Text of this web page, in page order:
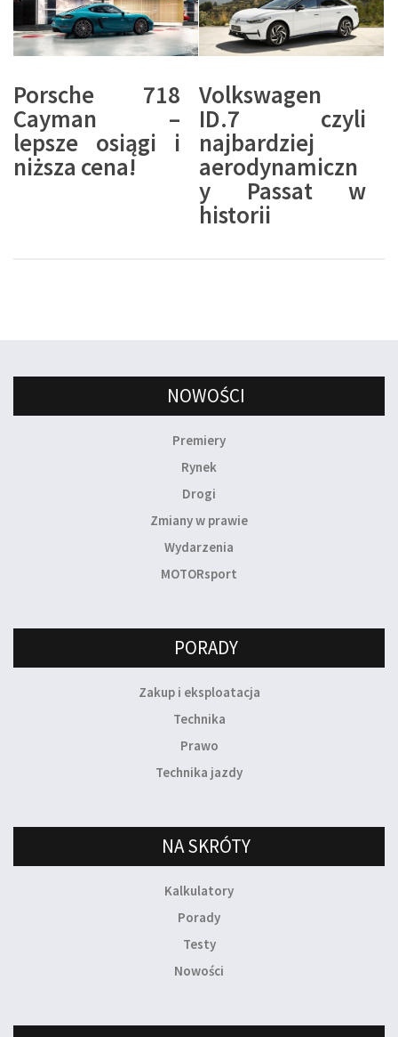
Porsche 718
Cayman –
lepsze osiągi i
niższa cena!
Volkswagen
ID.7 czyli
najbardziej
aerodynamiczn
y Passat w
historii
NOWOŚCI
Premiery
Rynek
Drogi
Zmiany w prawie
Wydarzenia
MOTORsport
PORADY
Zakup i eksploatacja
Technika
Prawo
Technika jazdy
NA SKRÓTY
Kalkulatory
Porady
Testy
Nowości